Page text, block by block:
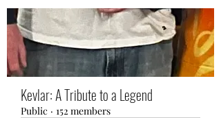
Kevlar: A Tribute to a Legend
Public · 152 members